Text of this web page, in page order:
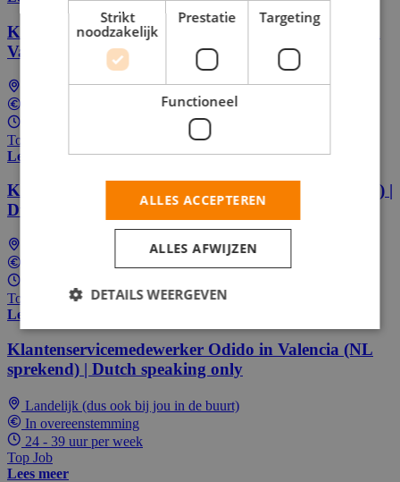
Klantcontactmedewerker Bankzaken Rabobank in
Valencia (NL Sprekend) | Dutch speaking only
Landelijk (dus ook bij jou in de buurt)
Top Job
Lees meer
Klantadviseur ASN bank in Alicante (NL sprekend) |
Dutch speaking only
Landelijk (dus ook bij jou in de buurt)
In overeenstemming
Top Job
Lees meer
Klantenservicemedewerker Odido in Valencia (NL
sprekend) | Dutch speaking only
Landelijk (dus ook bij jou in de buurt)
In overeenstemming
24 - 39 uur per week
Top Job
Lees meer
Strikt
noodzakelijk
Prestatie Targeting
Functioneel
ALLES ACCEPTEREN
ALLES AFWIJZEN
DETAILS WEERGEVEN